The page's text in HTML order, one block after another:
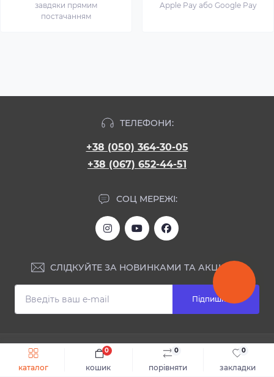
каталог порівняти
0
закладки
0
кошик
0
Швидке замовлення До кошика
завдяки прямим
постачанням
Apple Pay або Google Pay
ТЕЛЕФОНИ:
+38 (050) 364-30-05
+38 (067) 652-44-51
СОЦ МЕРЕЖІ:
СЛІДКУЙТЕ ЗА НОВИНКАМИ ТА АКЦІЯМИ:
Підпишіться
ІНФОРМАЦІЯ